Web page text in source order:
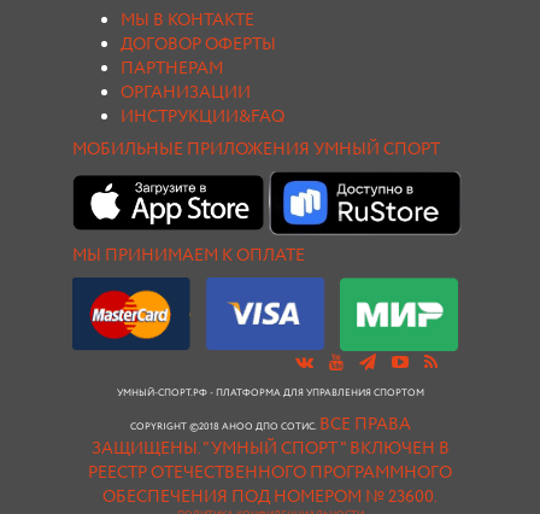
МЫ В КОНТАКТЕ
ДОГОВОР ОФЕРТЫ
ПАРТНЕРАМ
ОРГАНИЗАЦИИ
ИНСТРУКЦИИ&FAQ
МОБИЛЬНЫЕ ПРИЛОЖЕНИЯ УМНЫЙ СПОРТ
МЫ ПРИНИМАЕМ К ОПЛАТЕ
УМНЫЙ-СПОРТ.РФ - ПЛАТФОРМА ДЛЯ УПРАВЛЕНИЯ СПОРТОМ
COPYRIGHT ©2018 АНОО ДПО СОТИС. ВСЕ ПРАВА
ЗАЩИЩЕНЫ."УМНЫЙ СПОРТ " ВКЛЮЧЕН В
РЕЕСТР ОТЕЧЕСТВЕННОГО ПРОГРАММНОГО
ОБЕСПЕЧЕНИЯ ПОД НОМЕРОМ № 23600.